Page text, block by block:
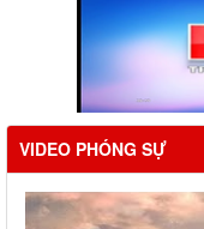
VIDEO PHÓNG SỰ